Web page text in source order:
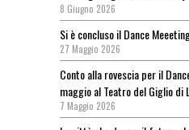
8 Giugno 2026
Si è concluso il Dance
27 Maggio 2026
Conto alla rovescia per il
maggio al Teatro del Giglio di
7 Maggio 2026